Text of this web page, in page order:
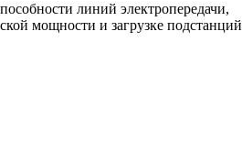
линий электропередачи,
мощности и загрузке подстанций